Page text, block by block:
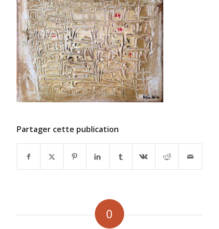
Partager cette publication
0